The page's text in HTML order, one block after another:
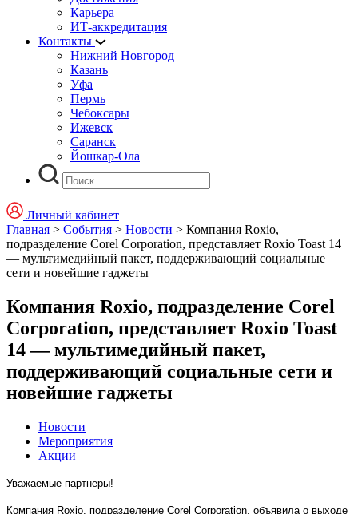
Карьера
ИТ-аккредитация
Контакты
Нижний Новгород
Казань
Уфа
Пермь
Чебоксары
Ижевск
Саранск
Йошкар-Ола
Личный кабинет
Главная > События > Новости > Компания Roxio,
подразделение Corel Corporation, представляет Roxio Toast 14
— мультимедийный пакет, поддерживающий социальные
сети и новейшие гаджеты
Компания Roxio, подразделение Corel
Corporation, представляет Roxio Toast
14 — мультимедийный пакет,
поддерживающий социальные сети и
новейшие гаджеты
Новости
Мероприятия
Акции
Уважаемые партнеры!
Компания Roxio, подразделение Corel Corporation, объявила о выходе